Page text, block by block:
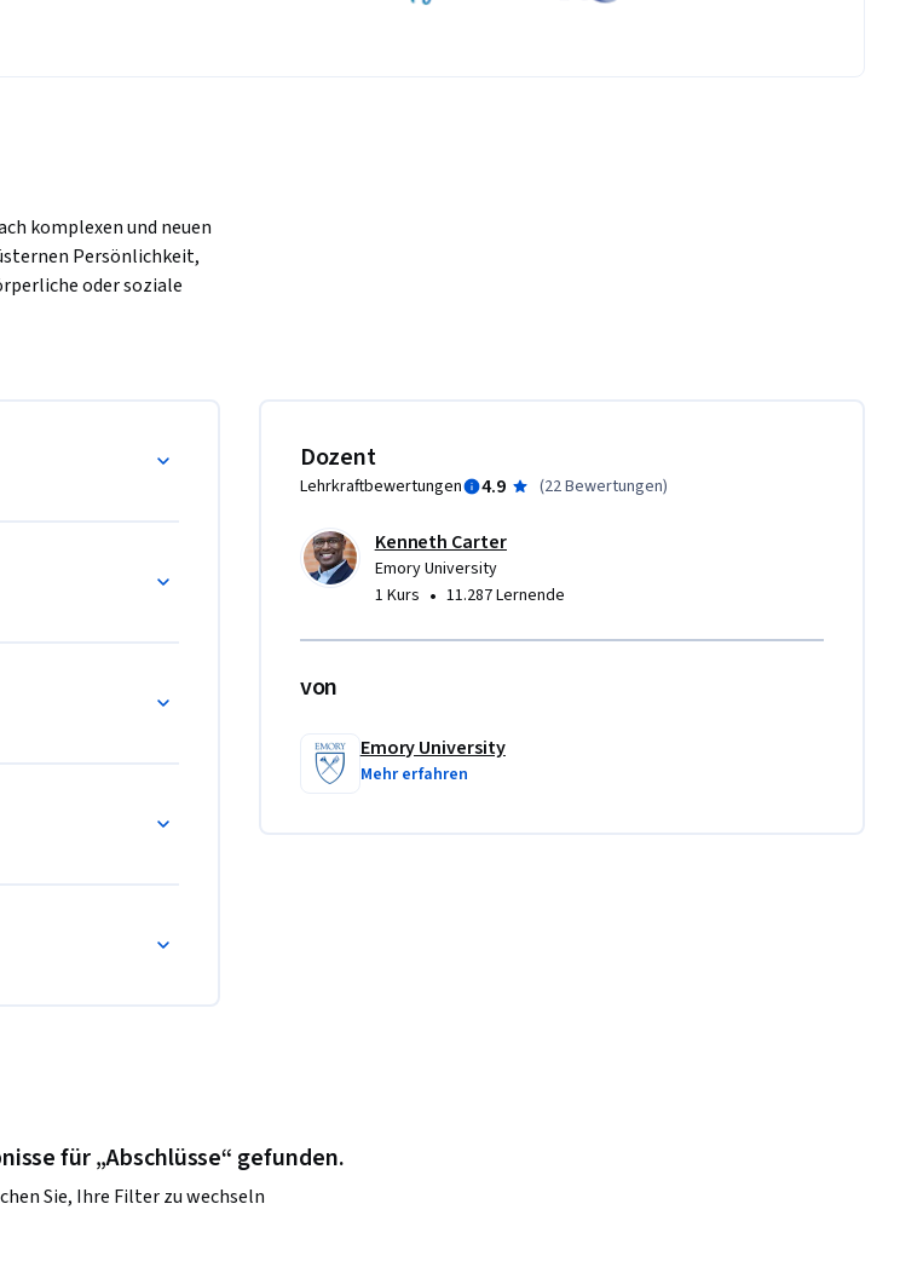
komplexen und neuen
Persönlichkeit,
oder soziale
der
die Psychologie und
Dozent
Lehrkraftbewertungen 4.9 (22 Bewertungen)
Kenneth Carter
Emory University
1 Kurs • 11.287 Lernende
von
Emory University
Mehr erfahren
für „Abschlüsse“ gefunden.
Sie, Ihre Filter zu wechseln